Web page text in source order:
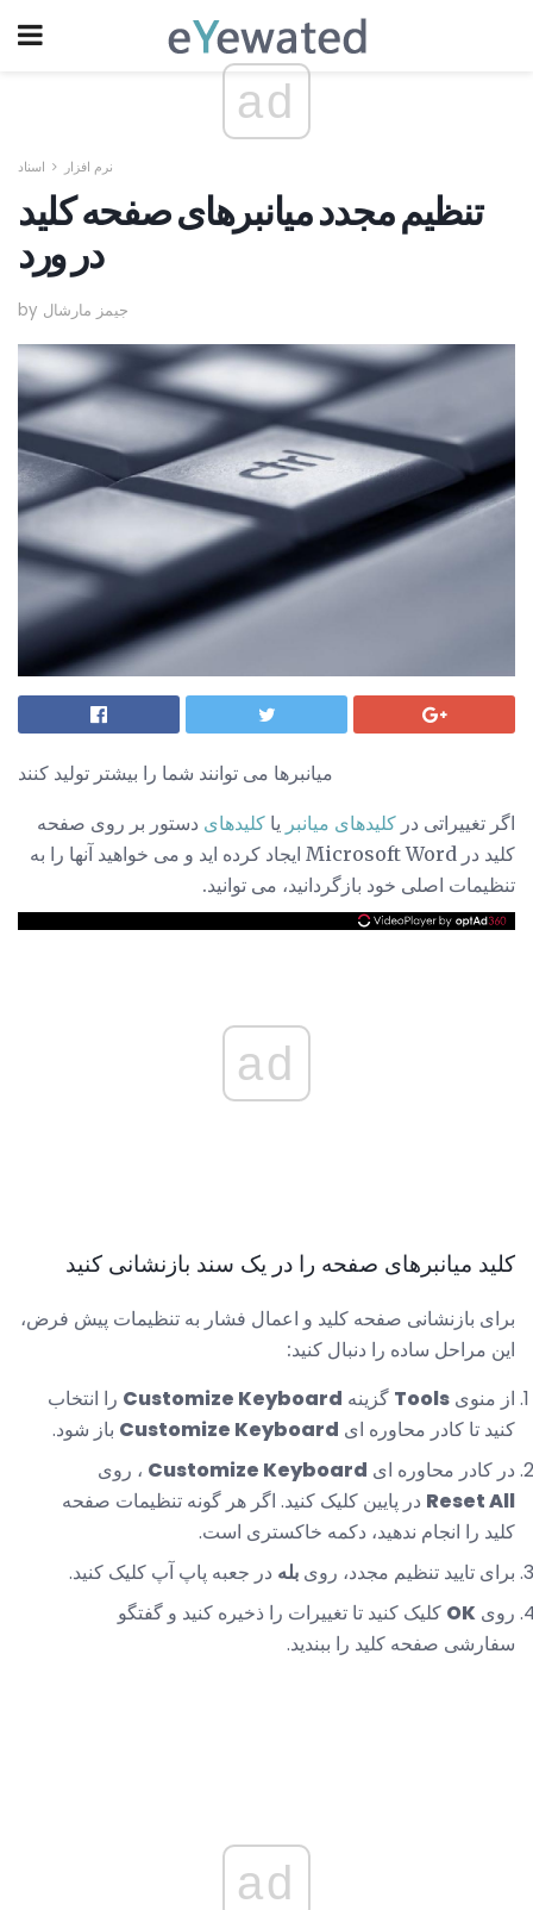
ad
نرم افزار اسناد
تنظیم مجدد میانبرهای صفحه کلید
در ورد
by جیمز مارشال
میانبرها می توانند شما را بیشتر تولید کنند
اگر تغییراتی در کلیدهای میانبر یا کلیدهای دستور بر روی صفحه
کلید در Microsoft Word ایجاد کرده اید و می خواهید آنها را به
تنظیمات اصلی خود بازگردانید، می توانید.
ad
کلید میانبرهای صفحه را در یک سند بازنشانی کنید
برای بازنشانی صفحه کلید و اعمال فشار به تنظیمات پیش فرض،
این مراحل ساده را دنبال کنید:
از منوی Tools گزینه Customize Keyboard را انتخاب
کنید تا کادر محاوره ای Customize Keyboard باز شود.
در کادر محاوره ای Customize Keyboard ، روی
Reset All در پایین کلیک کنید. اگر هر گونه تنظیمات صفحه
کلید را انجام ندهید، دکمه خاکستری است.
برای تایید تنظیم مجدد، روی بله در جعبه پاپ آپ کلیک کنید.
روی OK کلیک کنید تا تغییرات را ذخیره کنید و گفتگو
سفارشی صفحه کلید را ببندید.
ad